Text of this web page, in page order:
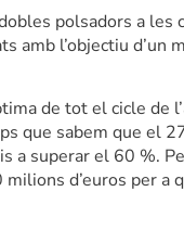
polsadors a les
amb l’objectiu
de tot el cicle de
que sabem que el
a superar el 60 %.
d’euros per a